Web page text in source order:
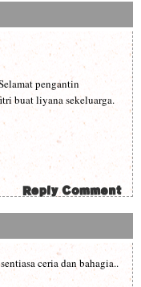
pengantin
buat liyana sekeluarga.
ceria dan bahagia..